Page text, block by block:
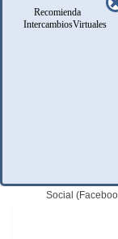
Recomienda
IntercambiosVirtuales
Adobe Creative ,
Dreamweaver,
Adobe
Adobe
Social